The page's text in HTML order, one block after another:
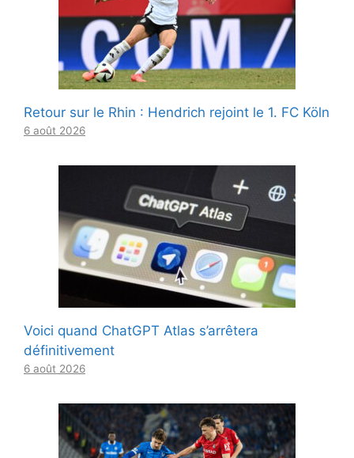
Retour sur le Rhin : Hendrich rejoint le 1. FC Köln
6 août 2026
Voici quand ChatGPT Atlas s’arrêtera
définitivement
6 août 2026